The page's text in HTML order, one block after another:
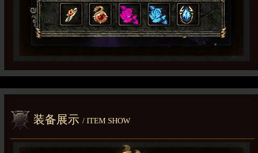
装备展示 / ITEM SHOW